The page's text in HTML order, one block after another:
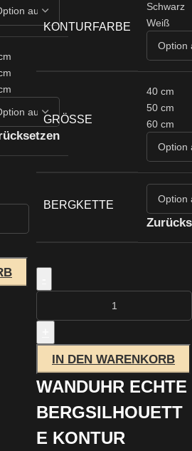
KONTURFARBE
Schwarz
Weiß
GRÖSSE
40 cm
50 cm
60 cm
BERGKETTE
IN DEN WARENKORB
WANDUHR ECHTE
BERGSILHOUETT
E KONTUR